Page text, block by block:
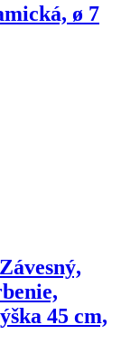
ø 7
Závesný,
45 cm,